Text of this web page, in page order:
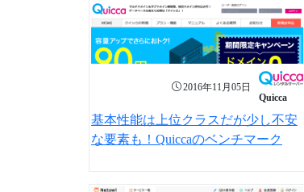
2016年11月05日
Quicca
基本性能は上位クラスだが少し不安
な要素も！Quiccaのベンチマーク